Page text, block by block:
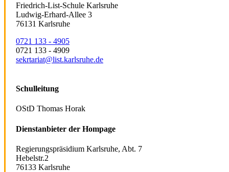
Friedrich-List-Schule Karlsruhe
Ludwig-Erhard-Allee 3
76131 Karlsruhe
0721 133 - 4905
0721 133 - 4909
sekrtariat@list.karlsruhe.de
Schulleitung
OStD Thomas Horak
Dienstanbieter der Hompage
Regierungspräsidium Karlsruhe, Abt. 7
Hebelstr.2
76133 Karlsruhe